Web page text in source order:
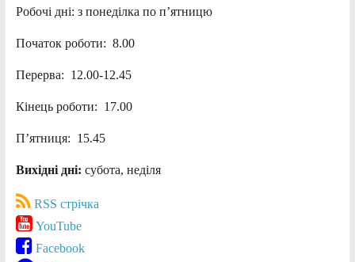
Робочі дні: з понеділка по п’ятницю
Початок роботи: 8.00
Перерва: 12.00-12.45
Кінець роботи: 17.00
П’ятниця: 15.45
Вихідні дні: субота, неділя
RSS стрічка
YouTube
Facebook